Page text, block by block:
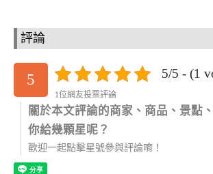
評論
5 5/5 - (1
1位網友投票評論
關於本文評論的商家、商品、景點
你給幾顆星呢？
歡迎一起點擊星號參與評論唷！